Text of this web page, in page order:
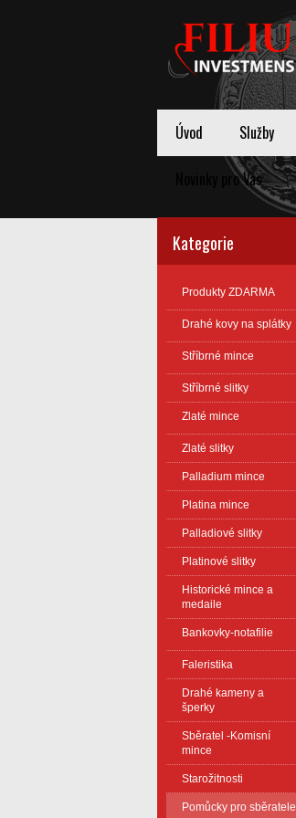
Úvod Služby
Novinky pro Vas
Kategorie
Produkty ZDARMA
Drahé kovy na splátky
Stříbrné mince
Stříbrné slitky
Zlaté mince
Zlaté slitky
Palladium mince
Platina mince
Palladiové slitky
Platinové slitky
Historické mince a
medaile
Bankovky-notafilie
Faleristika
Drahé kameny a
šperky
Sběratel -Komisní
mince
Starožitnosti
Pomůcky pro sběratele